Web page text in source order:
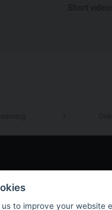
us to improve your website